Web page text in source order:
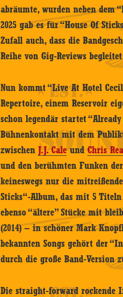
abräumte, wurden neben dem
2025 gab es für “House Of
Zufall auch, dass die
Reihe von Gig-Reviews
Nun kommt “Live At Hotel
Repertoire, einem Reservoir
schon legendär startet
Bühnenkontakt mit dem
zwischenJ.J. CaleundChris Rea
und den berühmten Funken
keineswegs nur die
Sticks“-Album, das mit 5
ebenso “ältere” Stücke mit
(2014) – in schöner Mark
bekannten Songs gehört der
durch die große Band-Version
Die straight-forward rockende